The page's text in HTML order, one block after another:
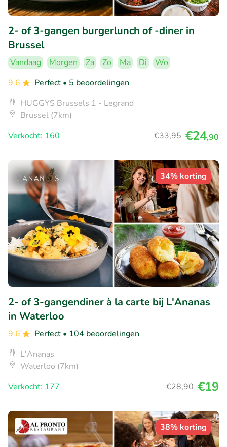
2- of 3-gangen burgerlunch of -diner in
Brussel
Vandaag Morgen Za Zo Ma Di
Wo
9.6
Perfect • 5 beoordelingen
HUGGYS Brussels 1 - Legrand
Brussel (7km)
Verkocht: 160
€33,95 €24,90
34% korting
2- of 3-gangendiner à la carte bij L'Ananas
in Waterloo
9.6 Perfect • 104 beoordelingen
L'Ananas
Waterloo (7km)
Verkocht: 177
€28,90 €19
38% korting